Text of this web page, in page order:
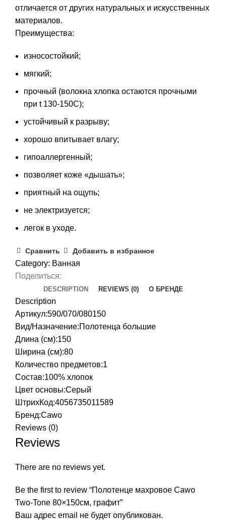
отличается от других натуральных и искусственных
материалов.
Преимущества:
износостойкий;
мягкий;
прочный (волокна хлопка остаются прочными
при t 130-150C);
устойчивый к разрыву;
хорошо впитывает влагу;
гипоаллергенный;
позволяет коже «дышать»;
приятный на ощупь;
не электризуется;
легок в уходе.
Сравнить Добавить в избранное
Category: Ванная
Поделиться:
DESCRIPTION REVIEWS (0) О БРЕНДЕ
Description
Артикул:590/070/080150
Вид/Назначение:Полотенца большие
Длина (см):150
Ширина (см):80
Количество предметов:1
Состав:100% хлопок
Цвет основы:Серый
ШтрихКод:4056735011589
Бренд:Cawo
Reviews (0)
Reviews
There are no reviews yet.
Be the first to review “Полотенце махровое Cawo
Two-Tone 80×150см, графит”
Ваш адрес email не будет опубликован.